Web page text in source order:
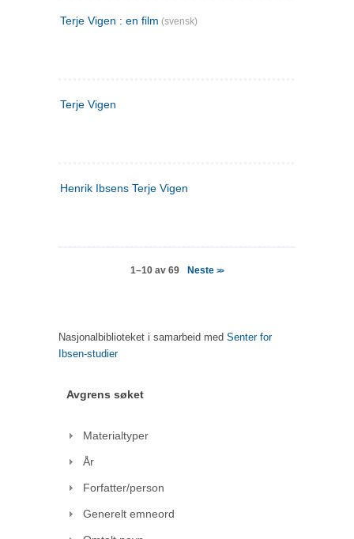
Terje Vigen : en film (svensk)
Terje Vigen
Henrik Ibsens Terje Vigen
1–10 av 69 Neste>>
Nasjonalbiblioteket i samarbeid med Senter for
Ibsen-studier
Avgrens søket
Materialtyper
År
Forfatter/person
Generelt emneord